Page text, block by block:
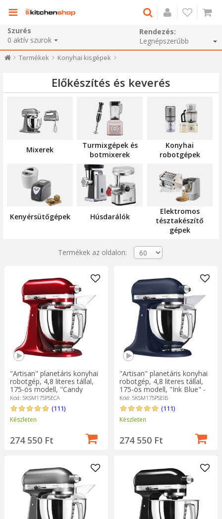
Szurés
0 aktív szurok
Rendezés:
Termékek Konyhai kisgépek
Előkészítés és keverés
Mixerek
Turmixgépek és
botmixerek
Konyhai
robotgépek
Kenyérsütőgépek Húsdarálók
Elektromos
tésztakészítő
gépek
Termékek az oldalon:
"Artisan" planetáris konyhai
robotgép, 4,8 literes tállal,
175-ös modell, "Candy
Apple" - KitchenAid
Kód: 5KSM175PSECA
(111)
Készleten
274 550 Ft
"Artisan" planetáris konyhai
robotgép, 4,8 literes tállal,
175-ös modell, "Ink Blue" -
KitchenAid
Kód: 5KSM175PSEIB
(111)
Készleten
274 550 Ft